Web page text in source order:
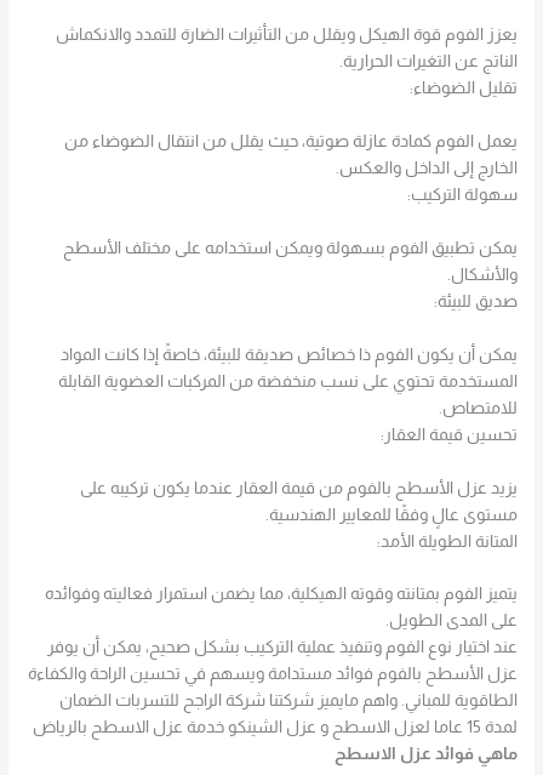
يعزز الفوم قوة الهيكل ويقلل من التأثيرات الضارة للتمدد والانكماش
الناتج عن التغيرات الحرارية.
تقليل الضوضاء:
يعمل الفوم كمادة عازلة صوتية، حيث يقلل من انتقال الضوضاء من
الخارج إلى الداخل والعكس.
سهولة التركيب:
يمكن تطبيق الفوم بسهولة ويمكن استخدامه على مختلف الأسطح
والأشكال.
صديق للبيئة:
يمكن أن يكون الفوم ذا خصائص صديقة للبيئة، خاصةً إذا كانت المواد
المستخدمة تحتوي على نسب منخفضة من المركبات العضوية القابلة
للامتصاص.
تحسين قيمة العقار:
يزيد عزل الأسطح بالفوم من قيمة العقار عندما يكون تركيبه على
مستوى عالٍ وفقًا للمعايير الهندسية.
المتانة الطويلة الأمد:
يتميز الفوم بمتانته وقوته الهيكلية، مما يضمن استمرار فعاليته وفوائده
على المدى الطويل.
عند اختيار نوع الفوم وتنفيذ عملية التركيب بشكل صحيح، يمكن أن يوفر
عزل الأسطح بالفوم فوائد مستدامة ويسهم في تحسين الراحة والكفاءة
الطاقوية للمباني. واهم مايميز شركتنا شركة الراجح للتسربات الضمان
لمدة 15 عاما لعزل الاسطح و عزل الشينكو خدمة عزل الاسطح بالرياض
ماهي فوائد عزل الاسطح